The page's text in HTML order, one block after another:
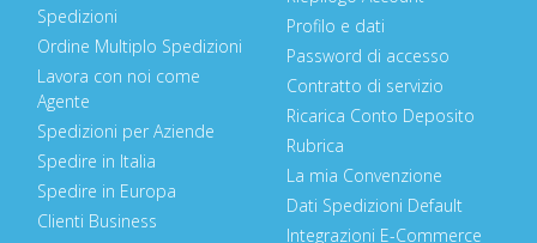
Spedizioni
Ordine Multiplo Spedizioni
Lavora con noi come
Agente
Spedizioni per Aziende
Spedire in Italia
Spedire in Europa
Clienti Business
Profilo e dati
Password di accesso
Contratto di servizio
Ricarica Conto Deposito
Rubrica
La mia Convenzione
Dati Spedizioni Default
Integrazioni E-Commerce